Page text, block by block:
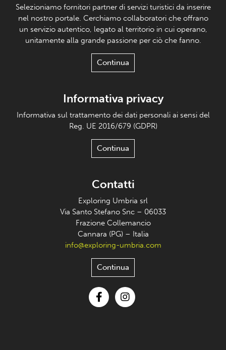
Selezioniamo fornitori partner di servizi turistici da inserire
nel nostro portale. Cerchiamo collaboratori che offrano
un servizio autentico, legato al territorio in cui operano,
unitamente alla grande passione per ciò che fanno.
Continua
Informativa privacy
Informativa sul trattamento dei dati personali ai sensi del
Reg. UE 2016/679 (GDPR)
Continua
Contatti
Exploring Umbria srl
Via Santo Stefano Snc – 06033
Frazione Collemancio
Cannara (PG) – Italia
info@exploring-umbria.com
Continua